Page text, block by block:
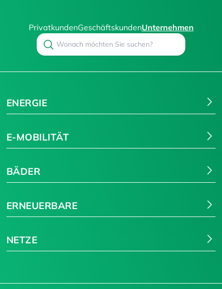
PrivatkundenGeschäftskundenUnternehmen
Search
ENERGIE
E-MOBILITÄT
BÄDER
ERNEUERBARE
NETZE